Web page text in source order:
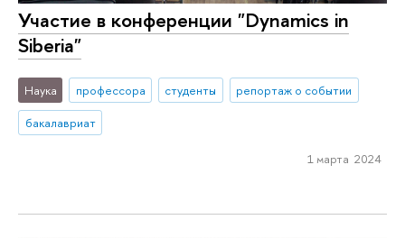
Участие в конференции "Dynamics in
Siberia"
Наука профессора студенты
репортаж о событии
бакалавриат
1 марта 2024